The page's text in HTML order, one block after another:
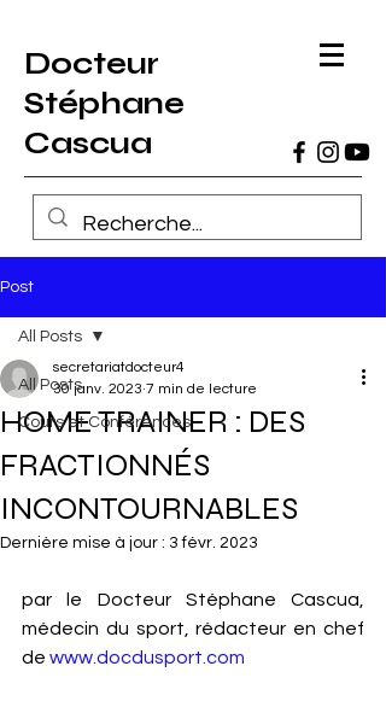
Docteur
Stéphane
Cascua
Post
All Posts
Cours et Conférences
All Posts
HOME TRAINER : DES
FRACTIONNÉS
INCONTOURNABLES
secretariatdocteur4
30 janv. 2023 7 min de lecture
Dernière mise à jour : 3 févr. 2023
par le Docteur Stéphane Cascua,
médecin du sport, rédacteur en chef
de www.docdusport.com